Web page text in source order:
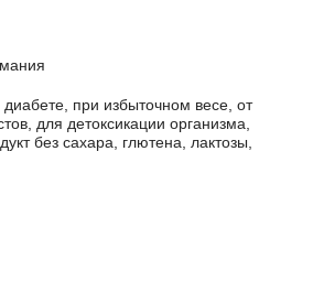
диабете, при избыточном весе, от
для детоксикации организма,
без сахара, глютена, лактозы,